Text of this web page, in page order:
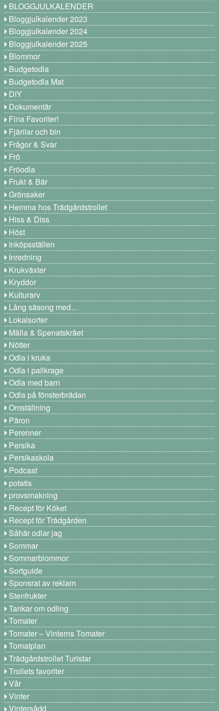
BLOGGJULKALENDER
Bloggjulkalender 2023
Bloggjulkalender 2024
Bloggjulkalender 2025
Blommor
Budgetodla
Budgetodla Mat
DIY
Dokumentär
Fina Favoriter!
Fjärilar och bin
Frågor & Svar
Frö
Fröodla
Frukt & Bär
Grönsaker
Hemma hos Trädgårdstrollet
Hiss & Diss
Höst
Inköpsställen
Inredning
Krukväxter
Kryddor
Kulturarv
Lång säsong med…
Lokalsorter
Målla & Spenatskrået
Nötter
Odla i kruka
Odla i pallkrage
Odla med barn
Odla på fönsterbrädan
Omställning
Päron
Perenner
Persika
Persikaskola
Podcast
potatis
provsmakning
Recept för Köket
Recept för Trädgården
Såhär odlar jag
Sommar
Sommarblommor
Sortguide
Sponsrat av reklam
Stenfrukter
Tankar om odling
Tomater
Tomater – Vinterns Tomater
Tomatplan
Trädgårdstrollet Turistar
Trollets favoriter
Vår
Vinter
Vintersådd